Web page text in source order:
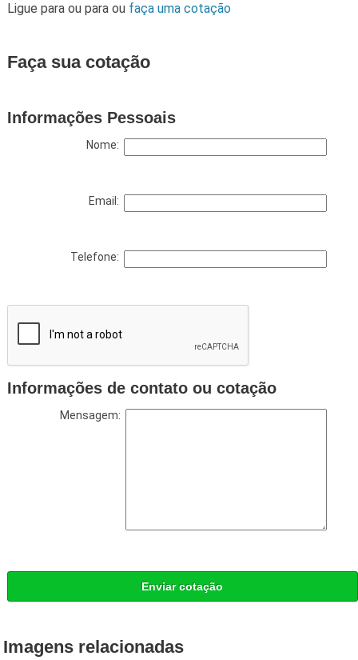
Ligue para ou para ou faça uma cotação
Faça sua cotação
Informações Pessoais
Nome:
Email:
Telefone:
Informações de contato ou cotação
Mensagem:
Enviar cotação
Imagens relacionadas